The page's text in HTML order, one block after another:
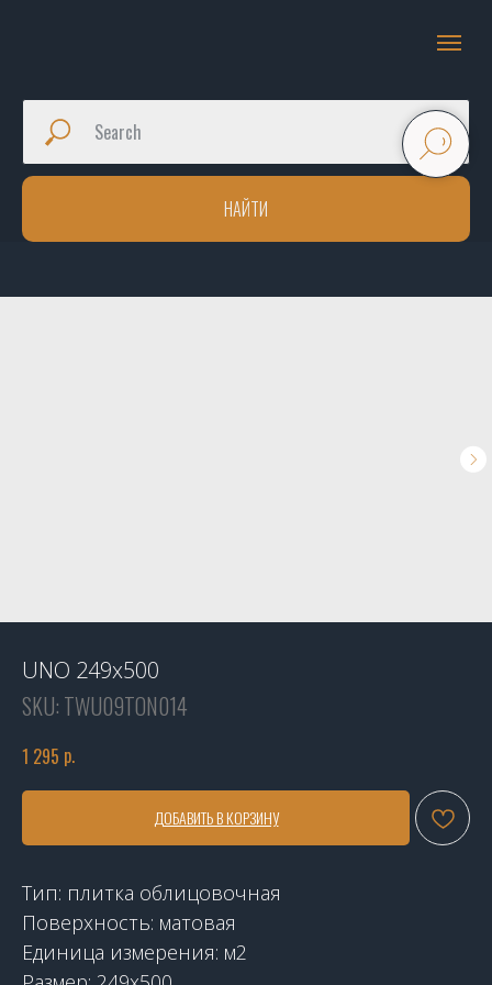
НАЙТИ
UNO 249x500
SKU: TWU09TON014
1 295 р.
ДОБАВИТЬ В КОРЗИНУ
Тип: плитка облицовочная
Поверхность: матовая
Единица измерения: м2